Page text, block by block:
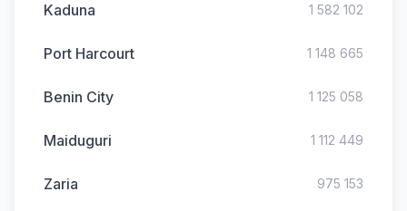
Kaduna 1 582 102
Port Harcourt 1 148 665
Benin City 1 125 058
Maiduguri 1 112 449
Zaria 975 153